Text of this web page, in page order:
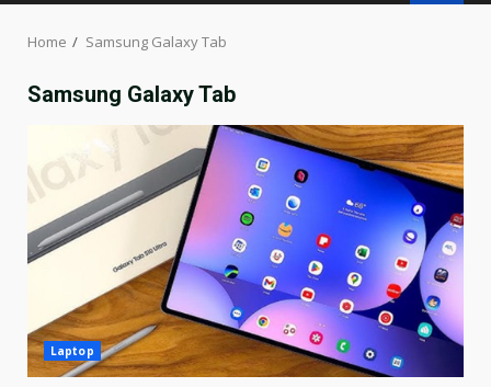
Home Samsung Galaxy Tab
Samsung Galaxy Tab
Laptop